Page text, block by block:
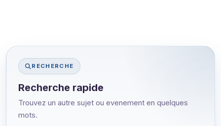
RECHERCHE
Recherche rapide
Trouvez un autre sujet ou evenement en quelques
mots.